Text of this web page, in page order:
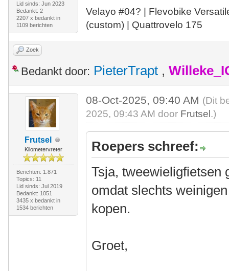
Lid sinds: Jun 2023
Bedankt: 2
2207 x bedankt in
1109 berichten
Velayo #04? | Flevobike
(custom) | Quattrovelo 175
Zoek
Bedankt door: PieterTrapt ,
Frutsel
Kilometervreter
Berichten: 1.871
Topics: 11
Lid sinds: Jul 2019
Bedankt: 1051
3435 x bedankt in
1534 berichten
08-Oct-2025, 09:40 AM (Dit
2025, 09:43 AM door Frutsel .)
Roepers schreef:
Tsja, tweewieligfietsen
omdat slechts
kopen.
Groet,